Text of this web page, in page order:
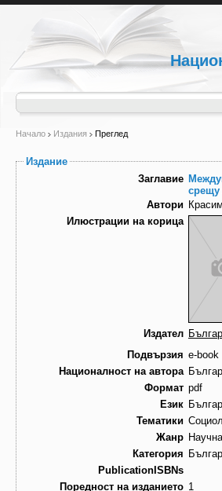
Начало Издания Преглед
Издание
Заглавие
срещу
Автори
Илюстрации на корица
Издател
Подвързия e-book
Националност на автора
Формат pdf
Език
Тематики
Жанр Научна
Категория
PublicationISBNs
Поредност на изданието 1